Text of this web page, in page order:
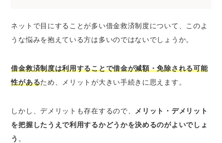
1.ブラックリストに登録され、一定期間はク
レジットカードが使えなくなるなどする
可能性がある
3.制度を使わざるを得なかったことが周囲に
4.職業制限を受けることがある
借金救済制度の仕組み | どんなからくりがある
ネットで目にすることが多い借金救済制度について、このよ
うな悩みを抱えている方は多いのではないでしょうか。
借金救済制度は利用することで借金が減額・免除される可能
性があるため、メリットが大きい手続きに思えます。
しかし、デメリットも存在するので、
メリット・デメリット
を把握したうえで利用するかどうかを決めるのがよいでしょ
う 。